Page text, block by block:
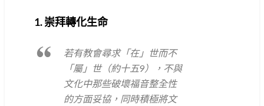
1. 崇拜轉化生命
若有教會尋求「在」世而不
「屬」世（約十五9），不與
文化中那些破壞福音整全性
的方面妥協，同時積極將文